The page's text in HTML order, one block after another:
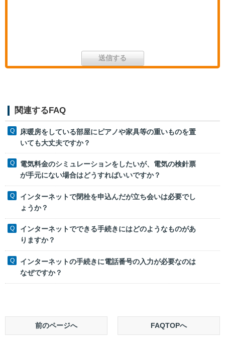
関連するFAQ
床暖房をしている部屋にピアノや家具等の重いものを置
いても大丈夫ですか？
電気料金のシミュレーションをしたいが、電気の検針票
が手元にない場合はどうすればいいですか？
インターネットで閉栓を申込んだが立ち会いは必要でし
ょうか？
インターネットでできる手続きにはどのようなものがあ
りますか？
インターネットの手続きに電話番号の入力が必要なのは
なぜですか？
前のページへ FAQTOPへ